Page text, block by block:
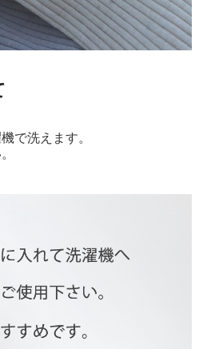
で洗えます。